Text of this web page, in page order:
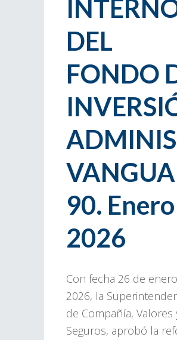
DEL
FONDO
90. Enero
2026
Con fecha 26 de
2026, la
de Compañía, Valores
Seguros, aprobó la